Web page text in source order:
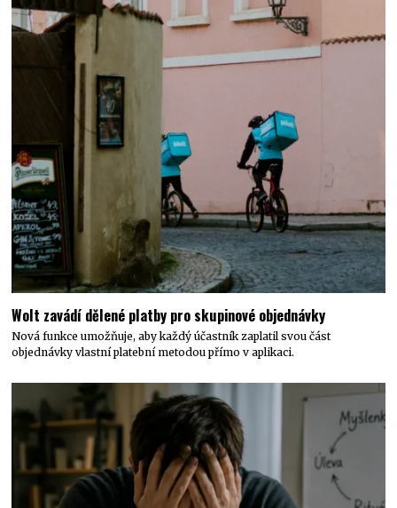
Wolt zavádí dělené platby pro skupinové objednávky
Nová funkce umožňuje, aby každý účastník zaplatil svou část
objednávky vlastní platební metodou přímo v aplikaci.